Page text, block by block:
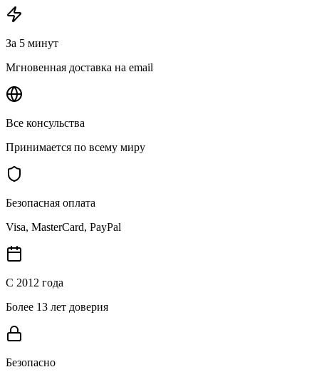
За 5 минут
Мгновенная доставка на email
Все консульства
Принимается по всему миру
Безопасная оплата
Visa, MasterCard, PayPal
С 2012 года
Более 13 лет доверия
Безопасно